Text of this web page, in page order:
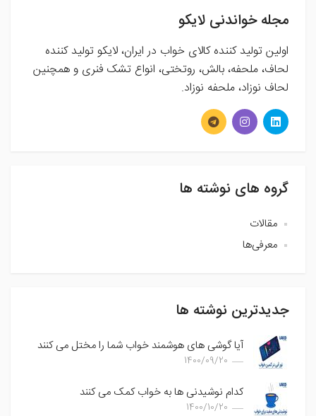
مجله خواندنی لایکو
اولین تولید کننده کالای خواب در ایران، لایکو تولید کننده
لحاف، ملحفه، بالش، روتختی، انواع تشک فنری و همچنین
لحاف نوزاد، ملحفه نوزاد.
گروه های نوشته ها
مقالات
معرفی‌ها
جدیدترین نوشته ها
آیا گوشی های هوشمند خواب شما را مختل می کنند
1400/09/20
کدام نوشیدنی ها به خواب کمک می کنند
1400/10/20